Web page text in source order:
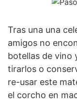
Tras una una
amigos no
botellas de vino
tirarlos o
re-usar este
el corcho en